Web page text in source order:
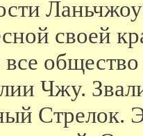
своей
общество
Чжу.
Стрелок.